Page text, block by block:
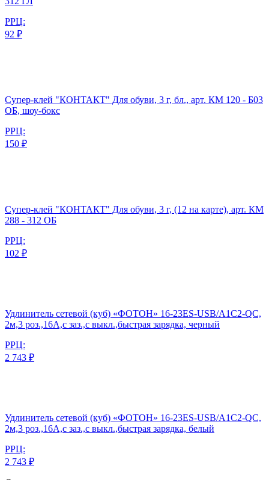
РРЦ:
92 ₽
Супер-клей "КОНТАКТ" Для обуви, 3 г, бл., арт. КМ 120 - Б03
ОБ, шоу-бокс
РРЦ:
150 ₽
Супер-клей "КОНТАКТ" Для обуви, 3 г, (12 на карте), арт. КМ
288 - 312 ОБ
РРЦ:
102 ₽
Удлинитель сетевой (куб) «ФОТОН» 16-23ES-USB/A1C2-QC,
2м,3 роз.,16А,с заз.,с выкл.,быстрая зарядка, черный
РРЦ:
2 743 ₽
Удлинитель сетевой (куб) «ФОТОН» 16-23ES-USB/A1C2-QC,
2м,3 роз.,16А,с заз.,с выкл.,быстрая зарядка, белый
РРЦ:
2 743 ₽